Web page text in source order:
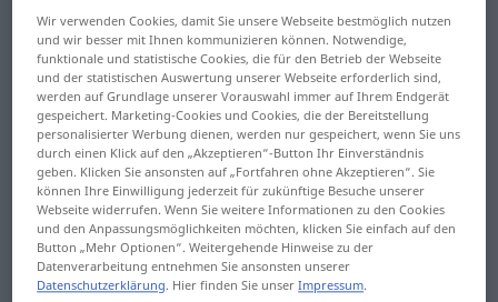
Serbisch wird von über acht Millionen Menschen
gesprochen, hauptsächlich natürlich in Serbien und
Wir verwenden Cookies, damit Sie unsere Webseite bestmöglich nutzen
und wir besser mit Ihnen kommunizieren können. Notwendige,
funktionale und statistische Cookies, die für den Betrieb der Webseite
und der statistischen Auswertung unserer Webseite erforderlich sind,
werden auf Grundlage unserer Vorauswahl immer auf Ihrem Endgerät
gespeichert. Marketing-Cookies und Cookies, die der Bereitstellung
personalisierter Werbung dienen, werden nur gespeichert, wenn Sie uns
durch einen Klick auf den „Akzeptieren“-Button Ihr Einverständnis
geben. Klicken Sie ansonsten auf „Fortfahren ohne Akzeptieren“. Sie
können Ihre Einwilligung jederzeit für zukünftige Besuche unserer
Webseite widerrufen. Wenn Sie weitere Informationen zu den Cookies
und den Anpassungsmöglichkeiten möchten, klicken Sie einfach auf den
Button „Mehr Optionen“. Weitergehende Hinweise zu der
Datenverarbeitung entnehmen Sie ansonsten unserer
Datenschutzerklärung. Hier finden Sie unserImpressum.